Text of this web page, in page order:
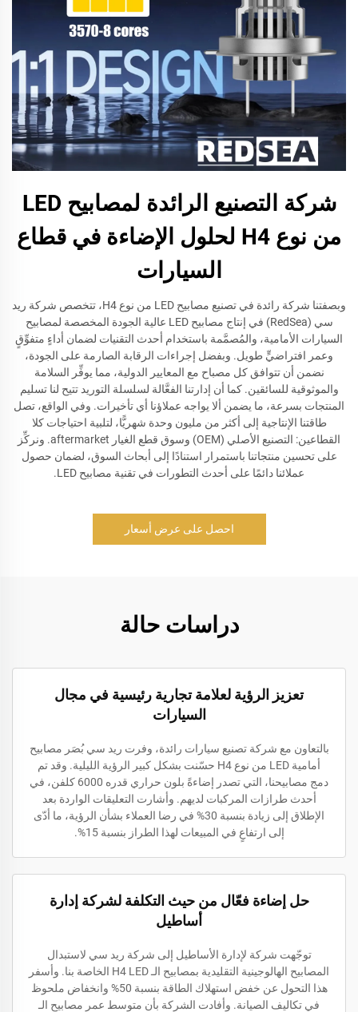
شركة التصنيع الرائدة لمصابيح LED
من نوع H4 لحلول الإضاءة في قطاع
السيارات
وبصفتنا شركة رائدة في تصنيع مصابيح LED من نوع H4، تتخصص شركة ريد
سي (RedSea) في إنتاج مصابيح LED عالية الجودة المخصصة لمصابيح
السيارات الأمامية، والمُصمَّمة باستخدام أحدث التقنيات لضمان أداءٍ متفوِّقٍ
وعمر افتراضيٍّ طويل. وبفضل إجراءات الرقابة الصارمة على الجودة،
نضمن أن تتوافق كل مصباح مع المعايير الدولية، مما يوفِّر السلامة
والموثوقية للسائقين. كما أن إدارتنا الفعَّالة لسلسلة التوريد تتيح لنا تسليم
المنتجات بسرعة، ما يضمن ألا يواجه عملاؤنا أي تأخيرات. وفي الواقع، تصل
طاقتنا الإنتاجية إلى أكثر من مليون وحدة شهريًّا، لتلبية احتياجات كلا
القطاعين: التصنيع الأصلي (OEM) وسوق قطع الغيار aftermarket. ونركِّز
على تحسين منتجاتنا باستمرار استنادًا إلى أبحاث السوق، لضمان حصول
عملائنا دائمًا على أحدث التطورات في تقنية مصابيح LED.
احصل على عرض أسعار
دراسات حالة
تعزيز الرؤية لعلامة تجارية رئيسية في مجال
السيارات
بالتعاون مع شركة تصنيع سيارات رائدة، وفرت ريد سي بُصَر مصابيح
أمامية LED من نوع H4 حسّنت بشكل كبير الرؤية الليلية. وقد تم
دمج مصابيحنا، التي تصدر إضاءةً بلون حراري قدره 6000 كلفن، في
أحدث طرازات المركبات لديهم. وأشارت التعليقات الواردة بعد
الإطلاق إلى زيادة بنسبة 30% في رضا العملاء بشأن الرؤية، ما أدّى
إلى ارتفاعٍ في المبيعات لهذا الطراز بنسبة 15%.
حل إضاءة فعّال من حيث التكلفة لشركة إدارة
أساطيل
توجّهت شركة لإدارة الأساطيل إلى شركة ريد سي لاستبدال
المصابيح الهالوجينية التقليدية بمصابيح الـ H4 LED الخاصة بنا. وأسفر
هذا التحول عن خفض استهلاك الطاقة بنسبة 50% وانخفاض ملحوظ
في تكاليف الصيانة. وأفادت الشركة بأن متوسط عمر مصابيح الـ